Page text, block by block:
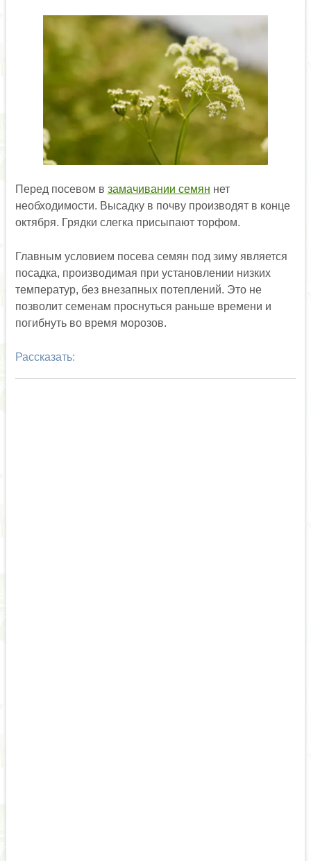
Перед посевом в замачивании семян нет
необходимости. Высадку в почву производят в конце
октября. Грядки слегка присыпают торфом.
Главным условием посева семян под зиму является
посадка, производимая при установлении низких
температур, без внезапных потеплений. Это не
позволит семенам проснуться раньше времени и
погибнуть во время морозов.
Рассказать: